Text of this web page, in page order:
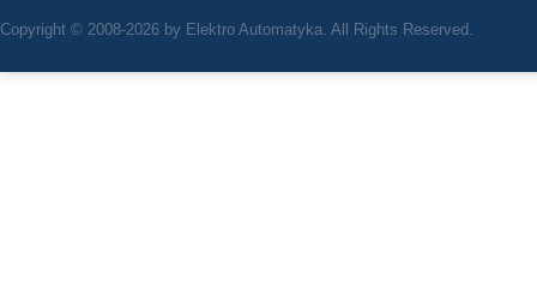
Copyright © 2008-2026 by Elektro Automatyka. All Rights Reserved.